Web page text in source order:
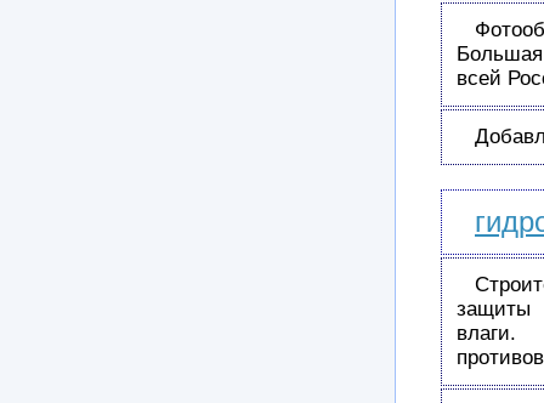
всей
защиты
влаги.